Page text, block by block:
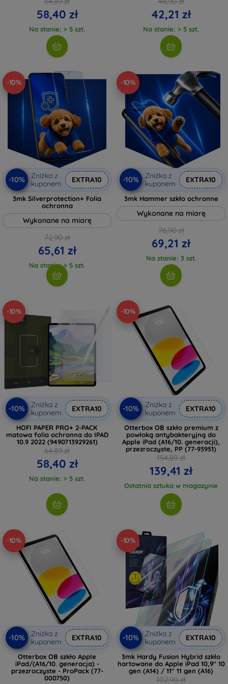
58,40 zł
Na stanie: > 5 szt.
42,21 zł
Na stanie: > 5 szt.
-10%
-10%
Zniżka z
kuponem
EXTRA10
3mk Silverprotection+ Folia
ochronna
Wykonane na miarę
72,90 zł
65,61 zł
Na stanie: > 5 szt.
-10%
-10%
Zniżka z
kuponem
EXTRA10
3mk Hammer szkło ochronne
Wykonane na miarę
76,90 zł
69,21 zł
Na stanie: 3 szt.
-10%
-10%
Zniżka z
kuponem
EXTRA10
HOFI PAPER PRO+ 2-PACK
matowa folia ochronna do IPAD
10.9 2022 (9490713929261)
64,89 zł
58,40 zł
Na stanie: > 5 szt.
-10%
-10%
Zniżka z
kuponem
EXTRA10
Otterbox OB szkło premium z
powłoką antybakteryjną do
Apple iPad (A16/10. generacji),
przezroczyste, PP (77-93951)
154,89 zł
139,41 zł
Ostatnia sztuka w magazynie
-10%
-10%
Zniżka z
kuponem
EXTRA10
Otterbox OB szkło Apple
iPad/(A16/10. generacja) -
przezroczyste - ProPack (77-
000750)
-10%
-10%
Zniżka z
kuponem
EXTRA10
3mk Hardy Fusion Hybrid szkło
hartowane do Apple iPad 10,9" 10
gen (A14) / 11" 11 gen (A16)
102,90 zł